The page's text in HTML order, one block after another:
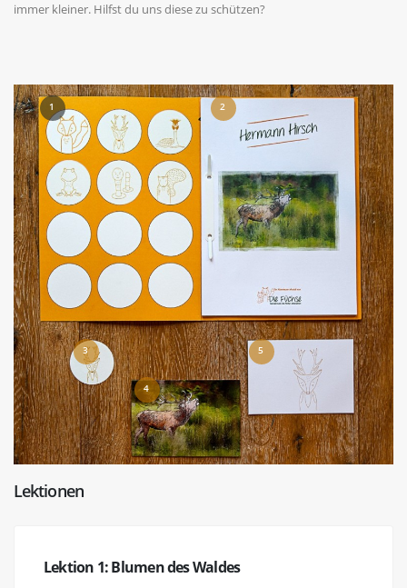
immer kleiner. Hilfst du uns diese zu schützen?
1 2
3
4
5
Lektionen
Lektion 1: Blumen des Waldes